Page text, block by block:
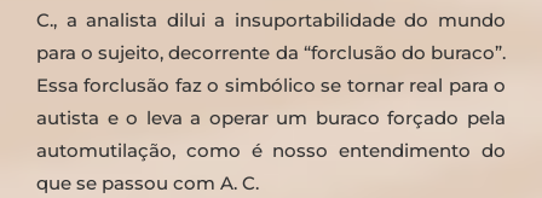
C., a analista dilui a insuportabilidade do mundo
para o sujeito, decorrente da “forclusão do buraco”.
Essa forclusão faz o simbólico se tornar real para o
autista e o leva a operar um buraco forçado pela
automutilação, como é nosso entendimento do
que se passou com A. C.